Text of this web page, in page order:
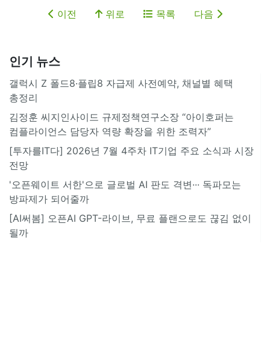
이전 위로 목록 다음
인기 뉴스
갤럭시 Z 폴드8·플립8 자급제 사전예약, 채널별 혜택
총정리
김정훈 씨지인사이드 규제정책연구소장 “아이호퍼는
컴플라이언스 담당자 역량 확장을 위한 조력자”
[투자를IT다] 2026년 7월 4주차 IT기업 주요 소식과 시장
전망
'오픈웨이트 서한'으로 글로벌 AI 판도 격변··· 독파모는
방파제가 되어줄까
[AI써봄] 오픈AI GPT-라이브, 무료 플랜으로도 끊김 없이
될까